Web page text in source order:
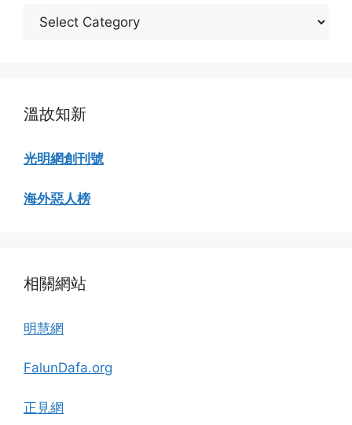
溫故知新
光明網創刊號
海外惡人榜
相關網站
明慧網
FalunDafa.org
正見網